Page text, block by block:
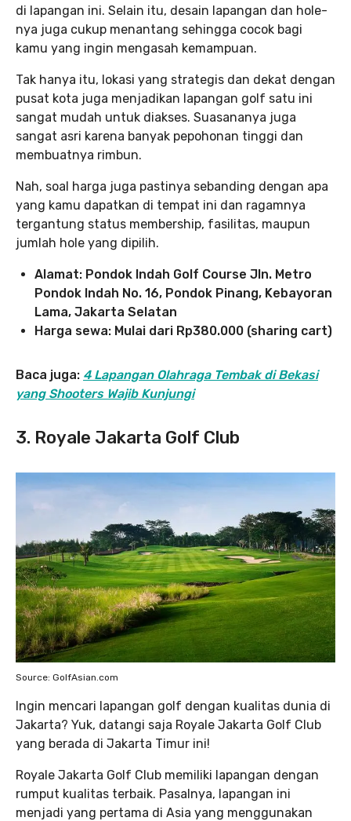
di lapangan ini. Selain itu, desain lapangan dan hole-
nya juga cukup menantang sehingga cocok bagi
kamu yang ingin mengasah kemampuan.
Tak hanya itu, lokasi yang strategis dan dekat dengan
pusat kota juga menjadikan lapangan golf satu ini
sangat mudah untuk diakses. Suasananya juga
sangat asri karena banyak pepohonan tinggi dan
membuatnya rimbun.
Nah, soal harga juga pastinya sebanding dengan apa
yang kamu dapatkan di tempat ini dan ragamnya
tergantung status membership, fasilitas, maupun
jumlah hole yang dipilih.
Alamat: Pondok Indah Golf Course Jln. Metro
Pondok Indah No. 16, Pondok Pinang, Kebayoran
Lama, Jakarta Selatan
Harga sewa: Mulai dari Rp380.000 (sharing cart)
Baca juga: 4 Lapangan Olahraga Tembak di Bekasi
yang Shooters Wajib Kunjungi
3. Royale Jakarta Golf Club
Source: GolfAsian.com
Ingin mencari lapangan golf dengan kualitas dunia di
Jakarta? Yuk, datangi saja Royale Jakarta Golf Club
yang berada di Jakarta Timur ini!
Royale Jakarta Golf Club memiliki lapangan dengan
rumput kualitas terbaik. Pasalnya, lapangan ini
menjadi yang pertama di Asia yang menggunakan